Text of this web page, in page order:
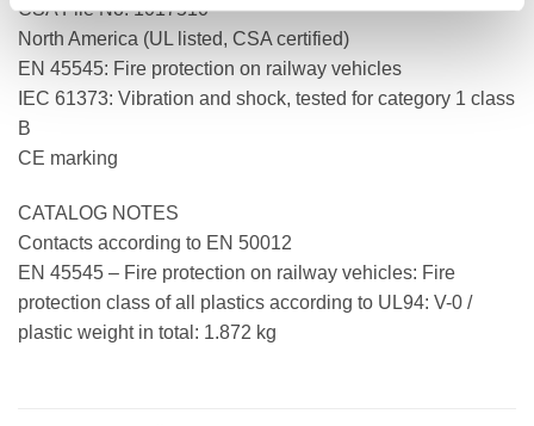
CSA File No. 1017510
North America (UL listed, CSA certified)
EN 45545: Fire protection on railway vehicles
IEC 61373: Vibration and shock, tested for category 1 class
B
CE marking
CATALOG NOTES
Contacts according to EN 50012
EN 45545 – Fire protection on railway vehicles: Fire
protection class of all plastics according to UL94: V-0 /
plastic weight in total: 1.872 kg